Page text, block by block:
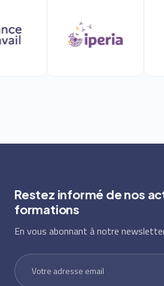
Restez informé de nos
formations
En vous abonnant à notre